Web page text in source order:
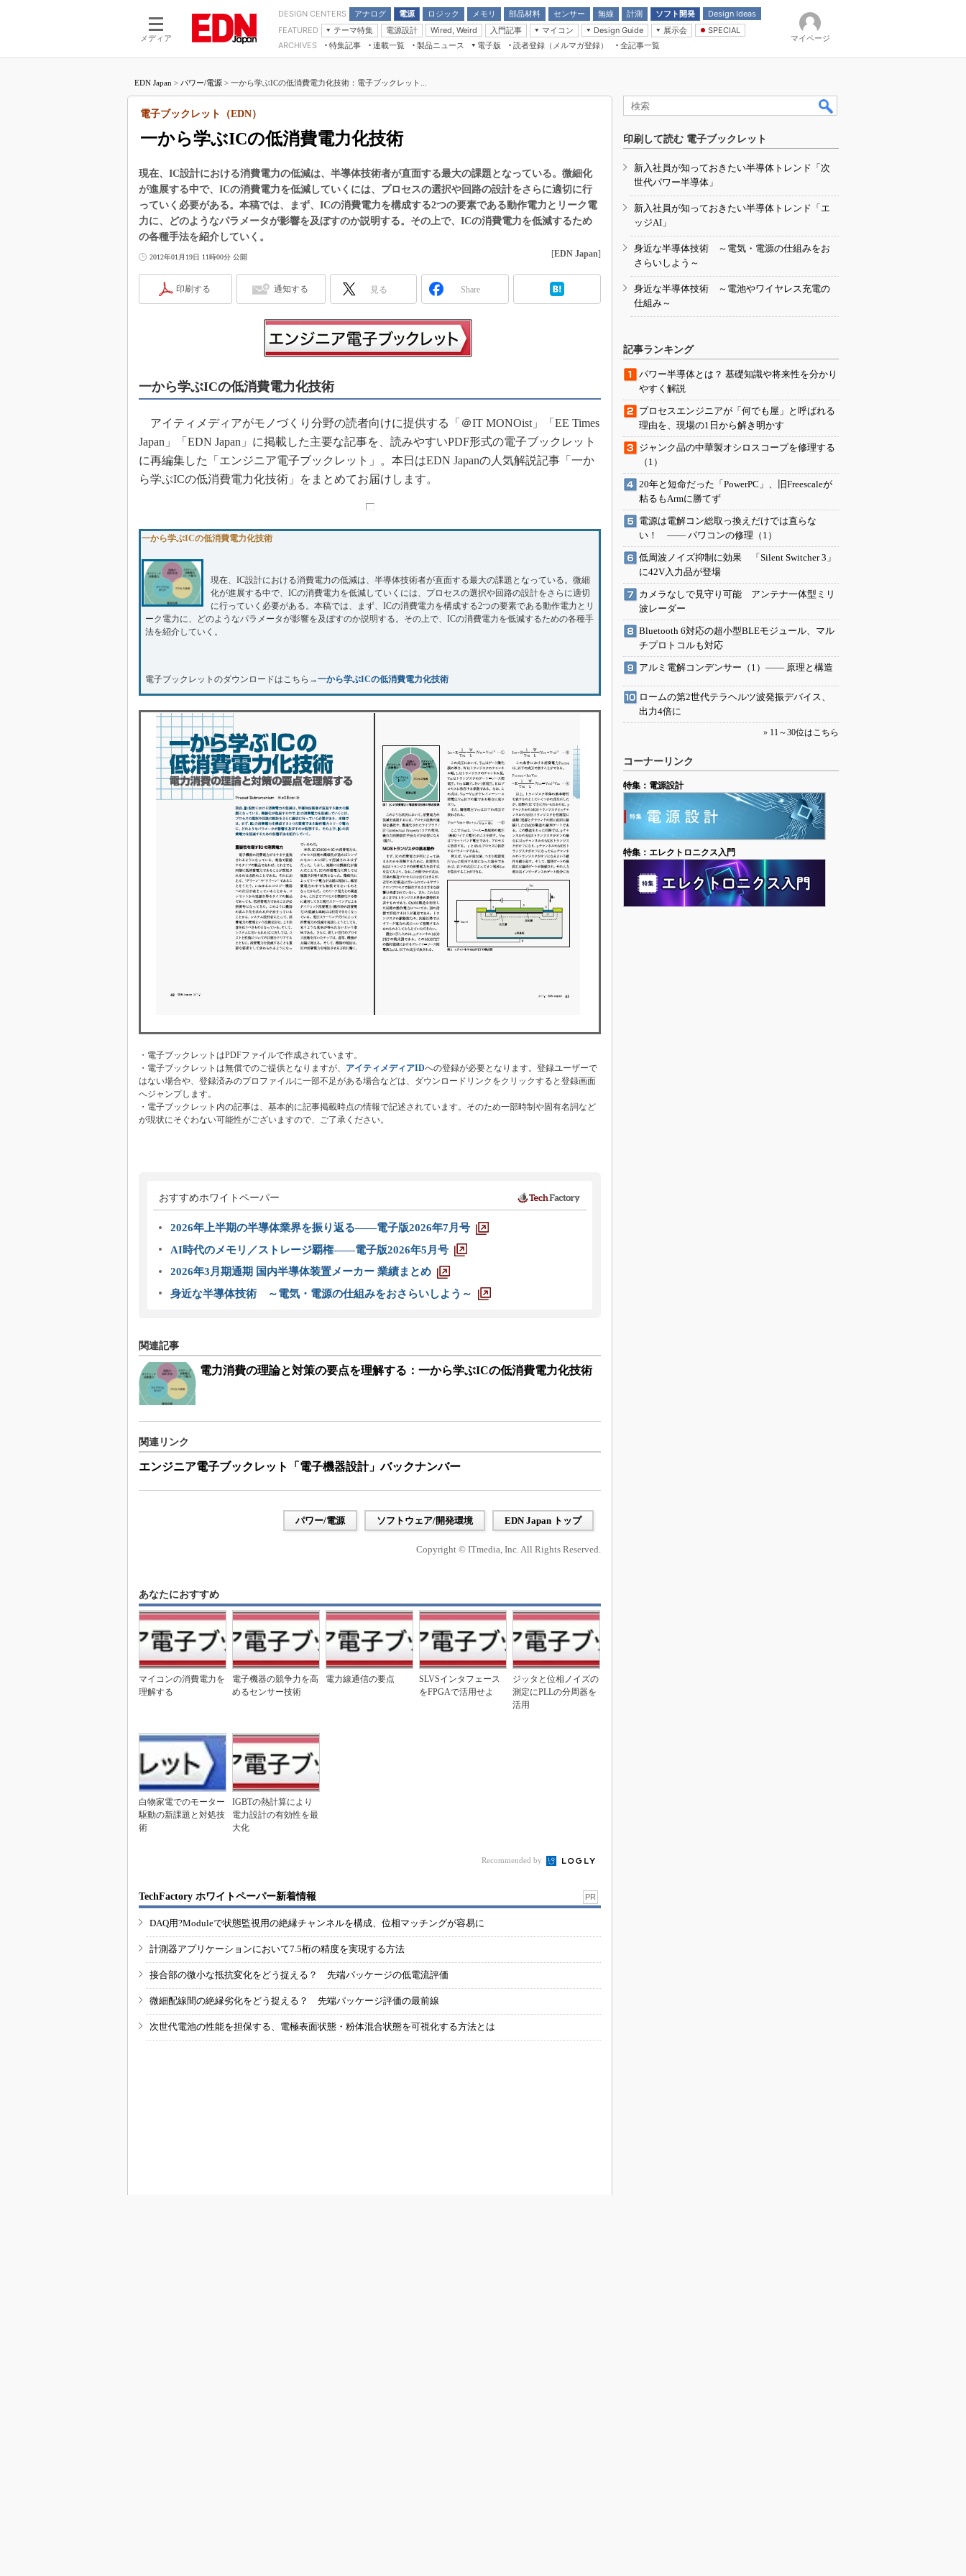
メディア
DESIGN CENTERS アナログ
電源
モーター
ロジック
LSI
メモリ
部品材料
受動部品
センサー 無線 計測 ソフト開発
Design Ideas
アナログ機能回路
計測とテスト
FEATURED
テーマ特集
つながるクルマ
エレクトロニクス入門
医療エレ（EE Times Japan）
製品解剖（EE Times Japan）
電源設計 Wired, Weird
入門記事
モーター入門
マイコン
マイコン講座
Design Guide
計測機器
展示会
CEATEC
組込み/エッジコンピューティング展
SPECIAL
Microchip情報
ARCHIVES 特集記事
連載一覧
マイクロプロセッサ懐古録
用講座
たった2つの式で始めるDC/DCコン
バーターの設計
DC-DCコンバーター活用講座
Wired, Weird
マイコン講座
Q&Aで学ぶマイコン講座
高速シリアル伝送技術講座
記録計／データロガーの基礎知識
アナログ設計のきほん／ADCとノイ
めざせ高効率！ モーター駆動入門講
「SPICEの仕組みとその活用設計」
計測器メーカーから見た5G
USB Type-Cの登場で評価試験はど
う変わる？
IoT時代の無線規格を知る【Thread
製品ニュース
電子版
電子ブックレット
読者登録（メルマガ登録） 全記事一覧
マイページ
EDN Japan > パワー/電源 > 一から学ぶICの低消費電力化技術：電子ブックレット...
一から学ぶICの低消費電力化技術
電子ブックレット（EDN）
現在、IC設計における消費電力の低減は、半導体技術者が直面する最大の課題となっている。微細化
が進展する中で、ICの消費電力を低減していくには、プロセスの選択や回路の設計をさらに適切に行
っていく必要がある。本稿では、まず、ICの消費電力を構成する2つの要素である動作電力とリーク電
力に、どのようなパラメータが影響を及ぼすのか説明する。その上で、ICの消費電力を低減するため
の各種手法を紹介していく。
2012年01月19日 11時00分 公開 [EDN Japan]
印刷する 通知する 見る Share
一から学ぶICの低消費電力化技術
アイティメディアがモノづくり分野の読者向けに提供する「＠IT MONOist」「EE Times
Japan」「EDN Japan」に掲載した主要な記事を、読みやすいPDF形式の電子ブックレット
に再編集した「エンジニア電子ブックレット」。本日はEDN Japanの人気解説記事「一か
ら学ぶICの低消費電力化技術」をまとめてお届けします。
一から学ぶICの低消費電力化技術
現在、IC設計における消費電力の低減は、半導体技術者が直面する最大の課題となっている。微細
化が進展する中で、ICの消費電力を低減していくには、プロセスの選択や回路の設計をさらに適切
に行っていく必要がある。本稿では、まず、ICの消費電力を構成する2つの要素である動作電力とリ
ーク電力に、どのようなパラメータが影響を及ぼすのか説明する。その上で、ICの消費電力を低減するための各種手
法を紹介していく。
電子ブックレットのダウンロードはこちら→一から学ぶICの低消費電力化技術
・電子ブックレットはPDFファイルで作成されています。
・電子ブックレットは無償でのご提供となりますが、 アイティメディアIDへの登録が必要となります。登録ユーザーで
はない場合や、登録済みのプロファイルに一部不足がある場合などは、ダウンロードリンクをクリックすると登録画面
へジャンプします。
・電子ブックレット内の記事は、基本的に記事掲載時点の情報で記述されています。そのため一部時制や固有名詞など
が現状にそぐわない可能性がございますので、ご了承ください。
おすすめホワイトペーパー
2026年上半期の半導体業界を振り返る――電子版2026年7月号
AI時代のメモリ／ストレージ覇権――電子版2026年5月号
2026年3月期通期 国内半導体装置メーカー 業績まとめ
身近な半導体技術 ～電気・電源の仕組みをおさらいしよう～
関連記事
電力消費の理論と対策の要点を理解する：一から学ぶICの低消費電力化技術
関連リンク
エンジニア電子ブックレット「電子機器設計」バックナンバー
パワー/電源 ソフトウェア/開発環境 EDN Japan トップ
Copyright © ITmedia, Inc. All Rights Reserved.
あなたにおすすめ
マイコンの消費電力を
理解する
電子機器の競争力を高
めるセンサー技術
電力線通信の要点
SLVSインタフェース
をFPGAで活用せよ
ジッタと位相ノイズの
測定にPLLの分周器を
活用
白物家電でのモーター
駆動の新課題と対処技
術
IGBTの熱計算により
電力設計の有効性を最
大化
Recommended by
TechFactory ホワイトペーパー新着情報 PR
DAQ用?Moduleで状態監視用の絶縁チャンネルを構成、位相マッチングが容易に
計測器アプリケーションにおいて7.5桁の精度を実現する方法
接合部の微小な抵抗変化をどう捉える？ 先端パッケージの低電流評価
微細配線間の絶縁劣化をどう捉える？ 先端パッケージ評価の最前線
次世代電池の性能を担保する、電極表面状態・粉体混合状態を可視化する方法とは
印刷して読む 電子ブックレット
新入社員が知っておきたい半導体トレンド「次
世代パワー半導体」
新入社員が知っておきたい半導体トレンド「エ
ッジAI」
身近な半導体技術 ～電気・電源の仕組みをお
さらいしよう～
身近な半導体技術 ～電池やワイヤレス充電の
仕組み～
記事ランキング
パワー半導体とは？ 基礎知識や将来性を分かり
やすく解説
プロセスエンジニアが「何でも屋」と呼ばれる
理由を、現場の1日から解き明かす
ジャンク品の中華製オシロスコープを修理する
（1）
20年と短命だった「PowerPC」、旧Freescaleが
粘るもArmに勝てず
電源は電解コン総取っ換えだけでは直らな
い！ ―― パワコンの修理（1）
低周波ノイズ抑制に効果 「Silent Switcher 3」
に42V入力品が登場
カメラなしで見守り可能 アンテナ一体型ミリ
波レーダー
Bluetooth 6対応の超小型BLEモジュール、マル
チプロトコルも対応
アルミ電解コンデンサー（1）―― 原理と構造
ロームの第2世代テラヘルツ波発振デバイス、
出力4倍に
» 11～30位はこちら
コーナーリンク
特集：電源設計
特集：エレクトロニクス入門